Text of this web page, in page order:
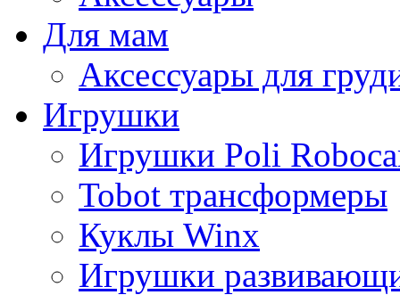
Для мам
Аксессуары для
Игрушки
Игрушки Poli
Tobot трансформеры
Куклы Winx
Игрушки